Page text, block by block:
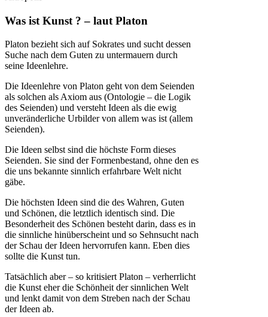
Was ist Kunst ? – laut Platon
Platon bezieht sich auf Sokrates und sucht dessen
Suche nach dem Guten zu untermauern durch
seine Ideenlehre.
Die Ideenlehre von Platon geht von dem Seienden
als solchen als Axiom aus (Ontologie – die Logik
des Seienden) und versteht Ideen als die ewig
unveränderliche Urbilder von allem was ist (allem
Seienden).
Die Ideen selbst sind die höchste Form dieses
Seienden. Sie sind der Formenbestand, ohne den es
die uns bekannte sinnlich erfahrbare Welt nicht
gäbe.
Die höchsten Ideen sind die des Wahren, Guten
und Schönen, die letztlich identisch sind. Die
Besonderheit des Schönen besteht darin, dass es in
die sinnliche hinüberscheint und so Sehnsucht nach
der Schau der Ideen hervorrufen kann. Eben dies
sollte die Kunst tun.
Tatsächlich aber – so kritisiert Platon – verherrlicht
die Kunst eher die Schönheit der sinnlichen Welt
und lenkt damit von dem Streben nach der Schau
der Ideen ab.